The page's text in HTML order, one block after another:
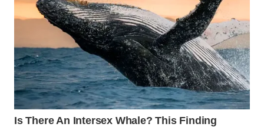
WN
WN
SURABAYA
WN
NATUNA